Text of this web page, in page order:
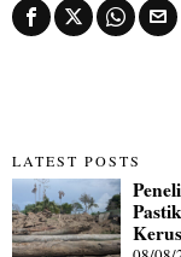
LATEST POSTS